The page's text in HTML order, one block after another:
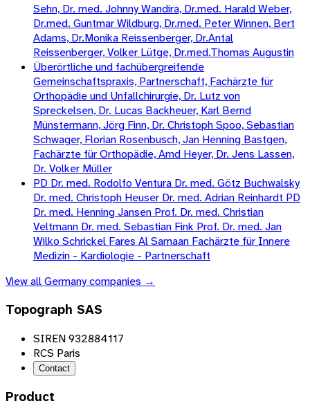
Sehn, Dr. med. Johnny Wandira, Dr.med. Harald Weber,
Dr.med. Guntmar Wildburg, Dr.med. Peter Winnen, Bert
Adams, Dr.Monika Reissenberger, Dr.Antal
Reissenberger, Volker Lütge, Dr.med.Thomas Augustin
Überörtliche und fachübergreifende
Gemeinschaftspraxis, Partnerschaft, Fachärzte für
Orthopädie und Unfallchirurgie, Dr. Lutz von
Spreckelsen, Dr. Lucas Backheuer, Karl Bernd
Münstermann, Jörg Finn, Dr. Christoph Spoo, Sebastian
Schwager, Florian Rosenbusch, Jan Henning Bastgen,
Fachärzte für Orthopädie, Arnd Heyer, Dr. Jens Lassen,
Dr. Volker Müller
PD Dr. med. Rodolfo Ventura Dr. med. Götz Buchwalsky
Dr. med. Christoph Heuser Dr. med. Adrian Reinhardt PD
Dr. med. Henning Jansen Prof. Dr. med. Christian
Veltmann Dr. med. Sebastian Fink Prof. Dr. med. Jan
Wilko Schrickel Fares Al Samaan Fachärzte für Innere
Medizin - Kardiologie - Partnerschaft
View allGermanycompanies →
Topograph SAS
SIREN 932884117
RCS Paris
Contact
Product